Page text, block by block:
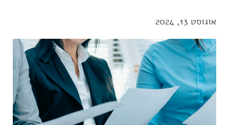
אוגוסט 13, 2024